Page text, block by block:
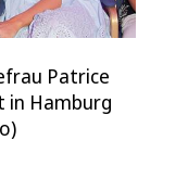
Patrice
in Hamburg